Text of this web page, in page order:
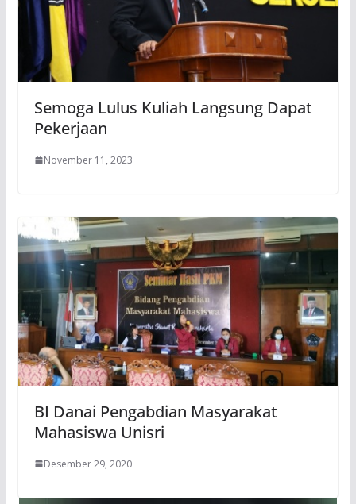
Semoga Lulus Kuliah Langsung Dapat
Pekerjaan
November 11, 2023
BI Danai Pengabdian Masyarakat
Mahasiswa Unisri
Desember 29, 2020